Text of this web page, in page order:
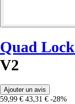
Quad Lock
V2
Ajouter un avis
59,99 € 43,31 € -28%